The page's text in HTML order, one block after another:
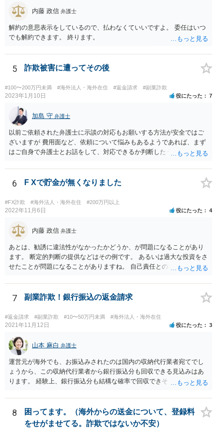
内藤 政信 弁護士
解約の意思表示をしているので、払わなくていいですよ。 委任はいつ
でも解約できます。 終ります。
5 詐欺被害に遭ってその後
#100〜200万円未満 #海外法人・海外在住 #返金請求 #副業詐欺
2023年1月10日 役にたった 7
加島 守 弁護士
以前ご依頼された弁護士に示談の対応もお願いする方法が安全ではご
ざいますが 費用面など、依頼について悩みもあるようであれば、まず
はご自身で弁護士とお話をして、対応できるか判断したうえで、 弁護
話をしてから、こちらも法律相談で１度弁護士に相談する方法もあり
ますので。 一番安全なのは弁護士に示談交渉の依頼をする方法です
が、ご事情あるようであれば ご自身で対応する方法もご検討いただい
てもいいかもしれません。
6 F Xで貯金が無くなりました
#FX詐欺 #海外法人・海外在住 #200万円以上
2022年11月6日 役にたった 4
内藤 政信 弁護士
あとは、勧誘に違法性がなかったかどうか、が問題になることがあり
ます。 断定的判断の提供などはその例です。 あるいは過大な投資をさ
せたことが問題になることがありますね。 自己責任との相関関係です
いでしょう。
7 副業詐欺！銀行振込の返金請求
#返金請求 #副業詐欺 #10〜50万円未満 #海外法人・海外在住
2021年11月12日 役にたった 3
山本 麻白 弁護士
運営元が海外でも、お振込みされたのは国内の収納代行業者宛てでし
ょうから、この収納代行業者から銀行振込分も回収できる見込みはあ
ります。 経験上、銀行振込分も結構な確率で回収できそうな事案にお
以上、何か難しい事情があるのかもしれません。
8
困ってます。（海外からの送金について、登録料
をせがませてる。詐欺ではないか不安）